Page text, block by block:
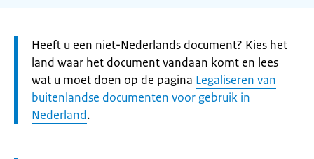
Let
op:
Heeft u een niet-Nederlands document? Kies het
land waar het document vandaan komt en lees
wat u moet doen op de pagina Legaliseren van
buitenlandse documenten voor gebruik in
Nederland.